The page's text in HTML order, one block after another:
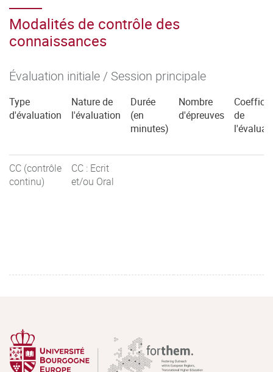
Modalités de contrôle des
connaissances
Évaluation initiale / Session principale
Type
d'évaluation
Nature de
l'évaluation
Durée
(en
minutes)
Nombre
d'épreuves
de
CC (contrôle
continu)
CC : Ecrit
et/ou Oral